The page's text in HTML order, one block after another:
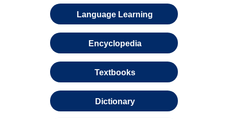
Language Learning
Encyclopedia
Textbooks
Dictionary